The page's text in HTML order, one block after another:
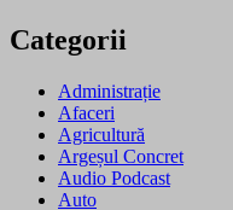
Categorii
Administrație
Afaceri
Agricultură
Argeșul Concret
Audio Podcast
Auto